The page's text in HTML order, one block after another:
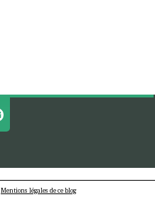
Mentions légales de ce blog